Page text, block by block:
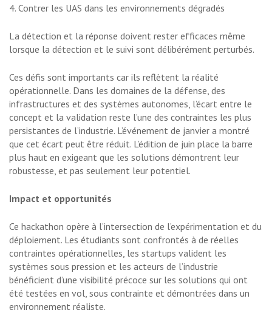
4. Contrer les UAS dans les environnements dégradés
La détection et la réponse doivent rester efficaces même
lorsque la détection et le suivi sont délibérément perturbés.
Ces défis sont importants car ils reflètent la réalité
opérationnelle. Dans les domaines de la défense, des
infrastructures et des systèmes autonomes, l’écart entre le
concept et la validation reste l’une des contraintes les plus
persistantes de l’industrie. L’événement de janvier a montré
que cet écart peut être réduit. L’édition de juin place la barre
plus haut en exigeant que les solutions démontrent leur
robustesse, et pas seulement leur potentiel.
Impact et opportunités
Ce hackathon opère à l’intersection de l’expérimentation et du
déploiement. Les étudiants sont confrontés à de réelles
contraintes opérationnelles, les startups valident les
systèmes sous pression et les acteurs de l’industrie
bénéficient d’une visibilité précoce sur les solutions qui ont
été testées en vol, sous contrainte et démontrées dans un
environnement réaliste.